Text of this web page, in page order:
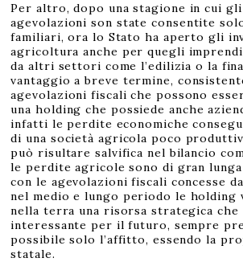
Per altro, dopo una stagione in cui
agevolazioni son state consentite
familiari, ora lo Stato ha aperto gli
agricoltura anche per quegli
da altri settori come l’edilizia o la
vantaggio a breve termine,
agevolazioni fiscali che possono
una holding che possiede anche
infatti le perdite economiche
di una società agricola poco
può risultare salvifica nel bilancio
le perdite agricole sono di gran lunga
con le agevolazioni fiscali concesse
nel medio e lungo periodo le holding
nella terra una risorsa strategica che
interessante per il futuro, sempre
possibile solo l’affitto, essendo la
statale.